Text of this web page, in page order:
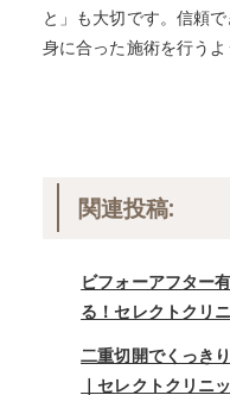
と」も大切です。信頼
身に合った施術を行うよ
関連投稿:
ビフォーアフター
る！セレクトクリ
二重切開でくっき
｜セレクトクリニ